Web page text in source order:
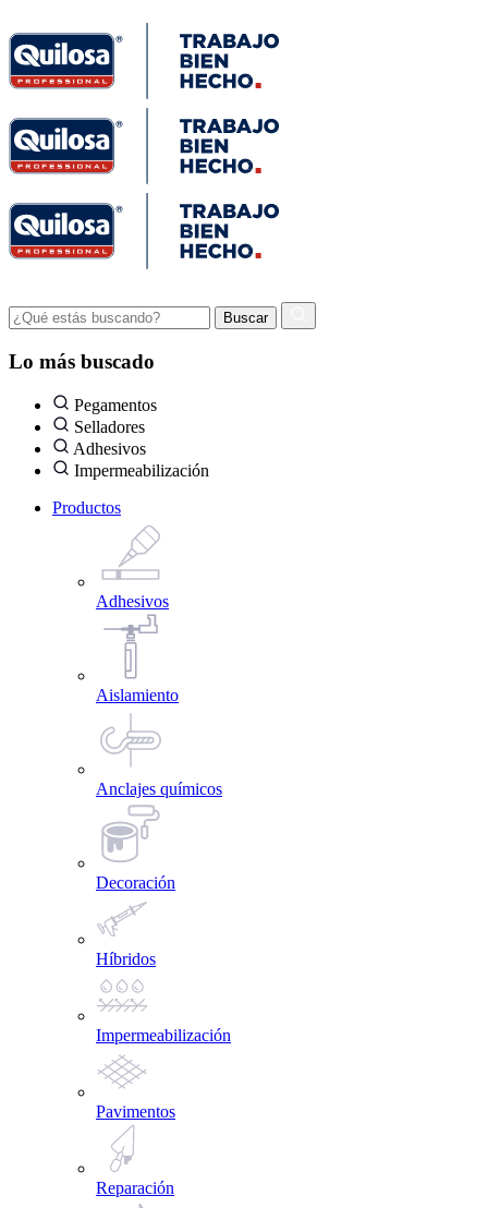
Lo más buscado
Pegamentos
Selladores
Adhesivos
Impermeabilización
Productos
Adhesivos
Aislamiento
Anclajes químicos
Decoración
Híbridos
Impermeabilización
Pavimentos
Reparación